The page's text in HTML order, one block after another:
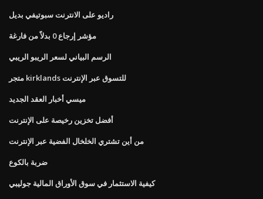
راديو على الانترنت سبوتيفي بديل
مؤشر إرجاع 0 بدلاً من فارغة
الرسم البياني لسعر الريبو الريبي
متجر kirklands للتسوق عبر الإنترنت
ميسي أخبار العقد الجديد
أفضل تخزين رخيصة على الإنترنت
من أين تشتري الخلخال الفضية عبر الإنترنت
ضربة بالكوع
كيفية الاستثمار في سوق الأوراق المالية جوليبي